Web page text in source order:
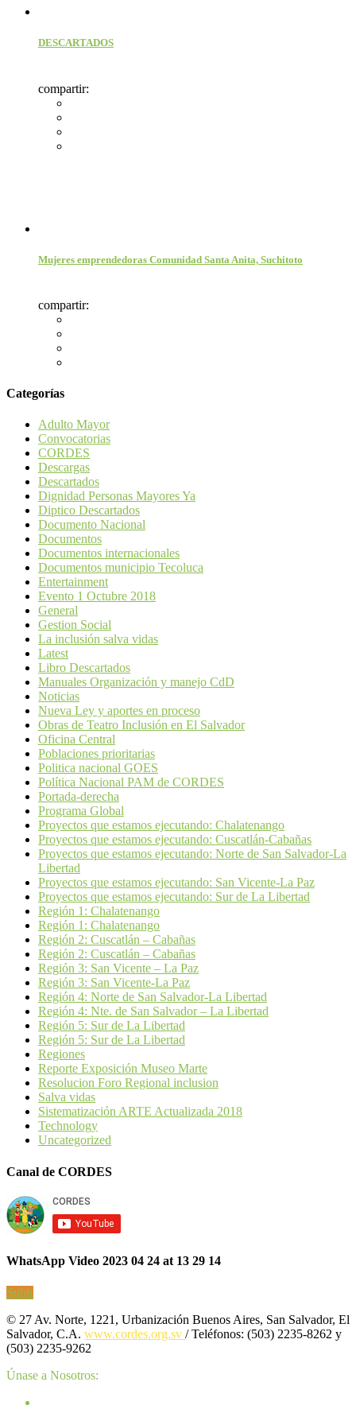
DESCARTADOS
compartir:
Mujeres emprendedoras Comunidad Santa Anita, Suchitoto
compartir:
Categorías
Adulto Mayor
Convocatorias
CORDES
Descargas
Descartados
Dignidad Personas Mayores Ya
Diptico Descartados
Documento Nacional
Documentos
Documentos internacionales
Documentos municipio Tecoluca
Entertainment
Evento 1 Octubre 2018
General
Gestion Social
La inclusión salva vidas
Latest
Libro Descartados
Manuales Organización y manejo CdD
Noticias
Nueva Ley y aportes en proceso
Obras de Teatro Inclusión en El Salvador
Oficina Central
Poblaciones prioritarias
Politica nacional GOES
Política Nacional PAM de CORDES
Portada-derecha
Programa Global
Proyectos que estamos ejecutando: Chalatenango
Proyectos que estamos ejecutando: Cuscatlán-Cabañas
Proyectos que estamos ejecutando: Norte de San Salvador-La
Libertad
Proyectos que estamos ejecutando: San Vicente-La Paz
Proyectos que estamos ejecutando: Sur de La Libertad
Región 1: Chalatenango
Región 1: Chalatenango
Región 2: Cuscatlán – Cabañas
Región 2: Cuscatlán – Cabañas
Región 3: San Vicente – La Paz
Región 3: San Vicente-La Paz
Región 4: Norte de San Salvador-La Libertad
Región 4: Nte. de San Salvador – La Libertad
Región 5: Sur de La Libertad
Región 5: Sur de La Libertad
Regiones
Reporte Exposición Museo Marte
Resolucion Foro Regional inclusion
Salva vidas
Sistematización ARTE Actualizada 2018
Technology
Uncategorized
Canal de CORDES
WhatsApp Video 2023 04 24 at 13 29 14
Subir
© 27 Av. Norte, 1221, Urbanización Buenos Aires, San Salvador, El
Salvador, C.A. www.cordes.org.sv / Teléfonos: (503) 2235-8262 y
(503) 2235-9262
Únase a Nosotros: